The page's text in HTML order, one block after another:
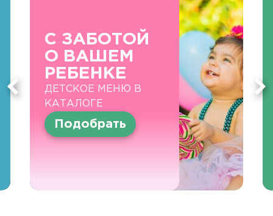
С ЗАБОТОЙ
О ВАШЕМ
РЕБЕНКЕ
ДЕТСКОЕ МЕНЮ В
КАТАЛОГЕ
Подобрать